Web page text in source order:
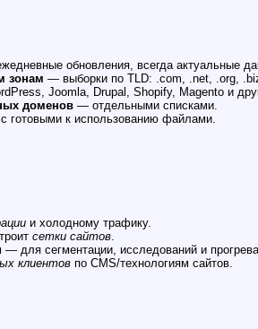
обновления, всегда актуальные
зонам — выборки по TLD: .com, .net, .org,
Joomla, Drupal, Shopify, Magento и
доменов — отдельными списками.
готовыми к использованию файлами.
и холодному трафику.
сетки сайтов.
— для сегментации, исследований и
клиентов по CMS/технологиям сайтов.